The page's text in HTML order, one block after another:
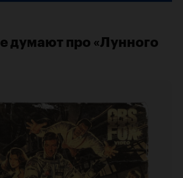
думают про «Лунного